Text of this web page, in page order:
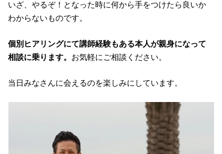
いざ、やるぞ！となった時に何から手をつけたら良いか
わからないものです。
個別ヒアリングにて講師経験もある本人が親身になって
相談に乗ります。 お気軽にご相談ください。
当日みなさんに会えるのを楽しみにしています。